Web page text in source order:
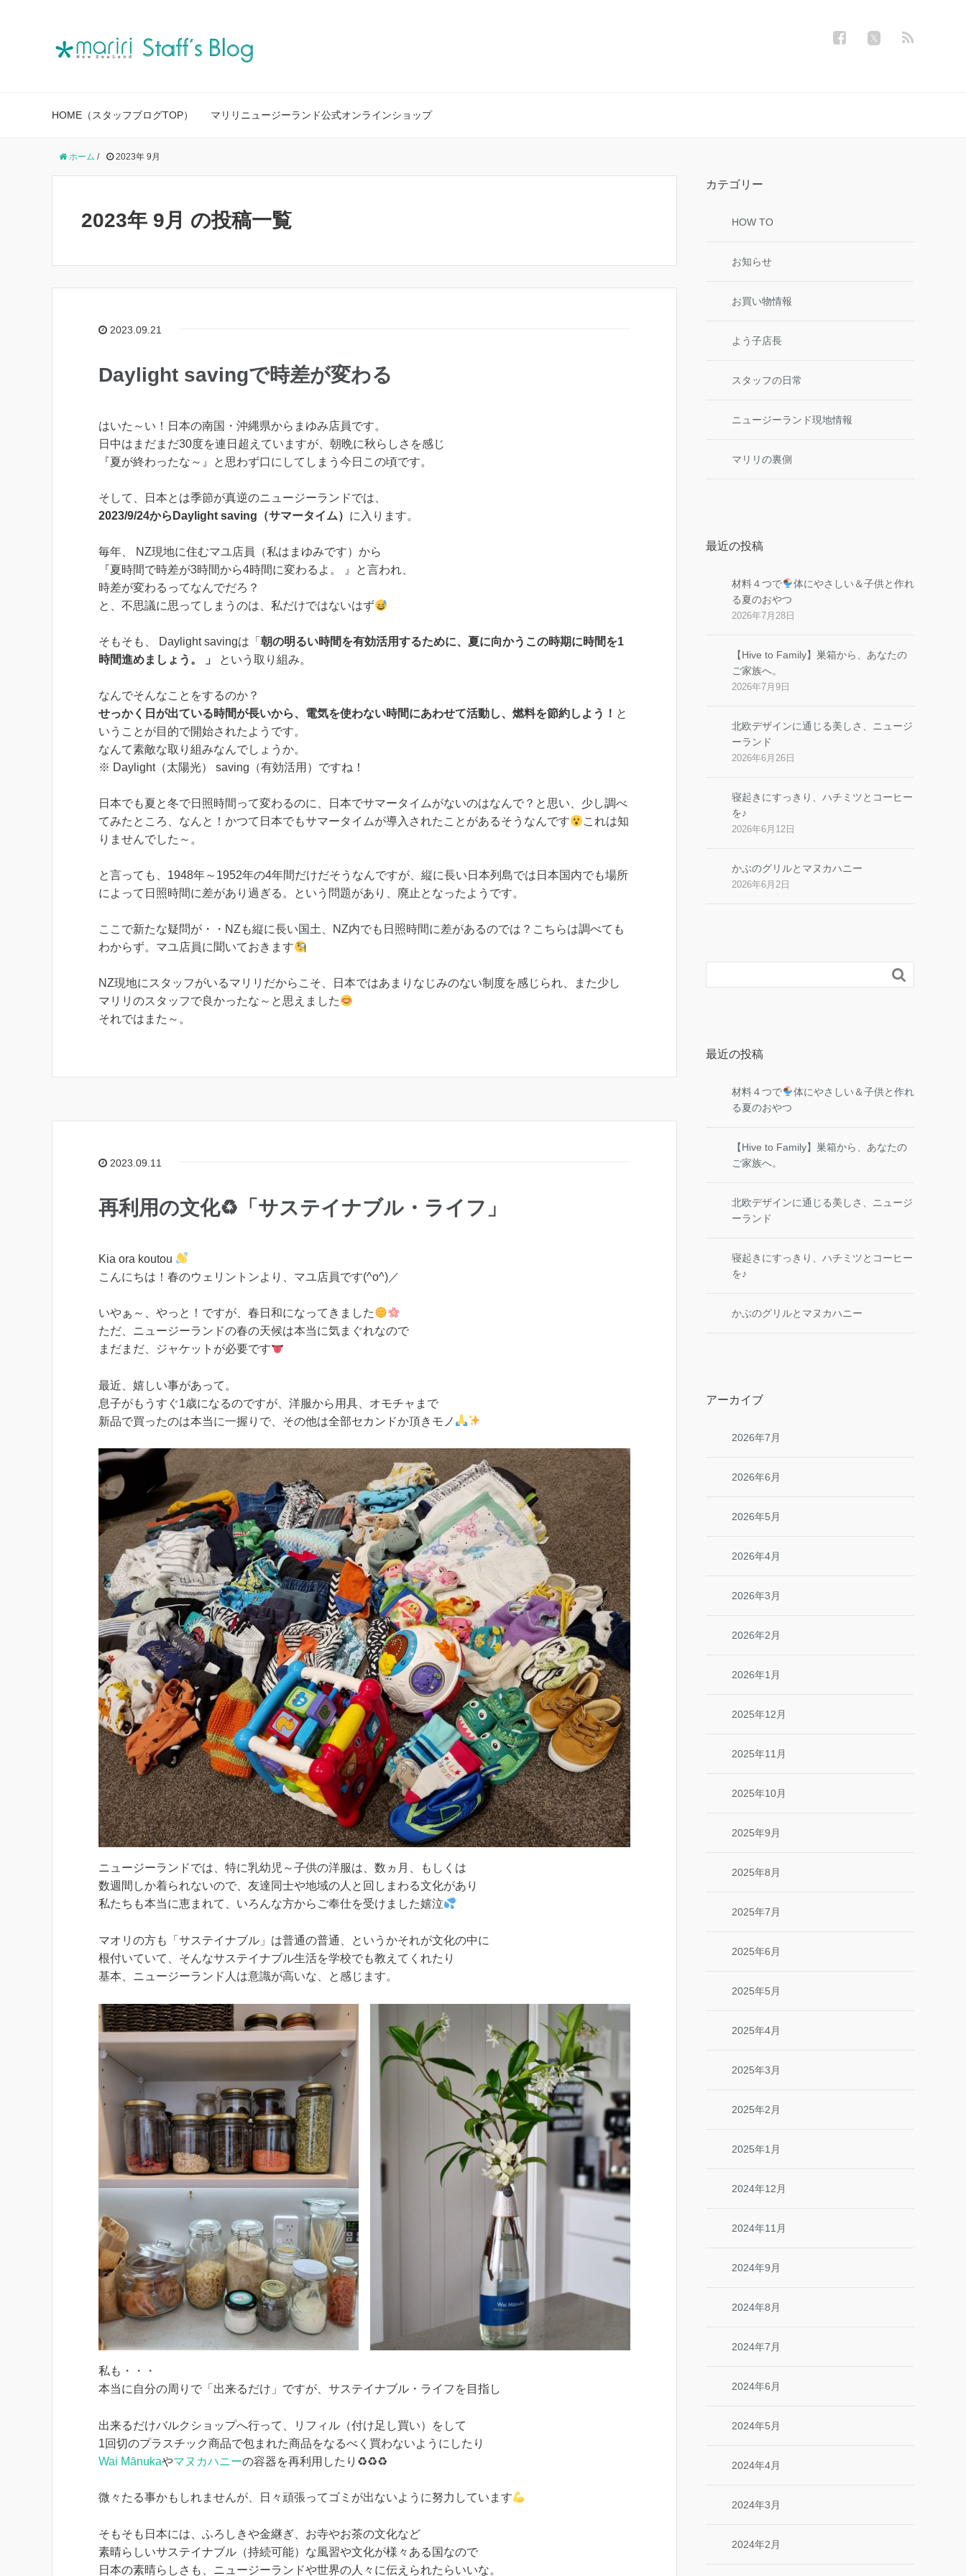
HOME（スタッフブログTOP） マリリニュージーランド公式オンラインショップ
ホーム / 2023年 9月
2023年 9月 の投稿一覧
2023.09.21
Daylight savingで時差が変わる
はいた～い！日本の南国・沖縄県からまゆみ店員です。
日中はまだまだ30度を連日超えていますが、朝晩に秋らしさを感じ
『夏が終わったな～』と思わず口にしてしまう今日この頃です。
そして、日本とは季節が真逆のニュージーランドでは、
2023/9/24からDaylight saving（サマータイム） に入ります。
毎年、 NZ現地に住むマユ店員（私はまゆみです）から
『夏時間で時差が3時間から4時間に変わるよ。 』と言われ、
時差が変わるってなんでだろ？
と、不思議に思ってしまうのは、私だけではないはず
そもそも、 Daylight savingは「 朝の明るい時間を有効活用するために、夏に向かうこの時期に時間を1
時間進めましょう。 」
という取り組み。
なんでそんなことをするのか？
せっかく日が出ている時間が長いから、電気を使わない時間にあわせて活動し、燃料を節約しよう！ と
いうことが目的で開始されたようです。
なんて素敵な取り組みなんでしょうか。
※ Daylight（太陽光） saving（有効活用）ですね！
日本でも夏と冬で日照時間って変わるのに、日本でサマータイムがないのはなんで？と思い、少し調べ
てみたところ、なんと！かつて日本でもサマータイムが導入されたことがあるそうなんです
これは知
りませんでした～。
と言っても、1948年～1952年の4年間だけだそうなんですが、縦に長い日本列島では日本国内でも場所
によって日照時間に差があり過ぎる。という問題があり、廃止となったようです。
ここで新たな疑問が・・NZも縦に長い国土、NZ内でも日照時間に差があるのでは？こちらは調べても
わからず。マユ店員に聞いておきます
NZ現地にスタッフがいるマリリだからこそ、日本ではあまりなじみのない制度を感じられ、また少し
マリリのスタッフで良かったな～と思えました
それではまた～。
2023.09.11
再利用の文化♻「サステイナブル・ライフ」
Kia ora koutou
こんにちは！春のウェリントンより、マユ店員です(^o^)／
いやぁ～、やっと！ですが、春日和になってきました
ただ、ニュージーランドの春の天候は本当に気まぐれなので
まだまだ、ジャケットが必要です
最近、嬉しい事があって。
息子がもうすぐ1歳になるのですが、洋服から用具、オモチャまで
新品で買ったのは本当に一握りで、その他は全部セカンドか頂きモノ
ニュージーランドでは、特に乳幼児～子供の洋服は、数ヵ月、もしくは
数週間しか着られないので、友達同士や地域の人と回しまわる文化があり
私たちも本当に恵まれて、いろんな方からご奉仕を受けました嬉泣
マオリの方も「サステイナブル」は普通の普通、というかそれが文化の中に
根付いていて、そんなサステイナブル生活を学校でも教えてくれたり
基本、ニュージーランド人は意識が高いな、と感じます。
私も・・・
本当に自分の周りで「出来るだけ」ですが、サステイナブル・ライフを目指し
出来るだけバルクショップへ行って、リフィル（付け足し買い）をして
1回切のプラスチック商品で包まれた商品をなるべく買わないようにしたり
Wai Mānukaやマヌカハニーの容器を再利用したり♻♻♻
微々たる事かもしれませんが、日々頑張ってゴミが出ないように努力しています
そもそも日本には、ふろしきや金継ぎ、お寺やお茶の文化など
素晴らしいサステイナブル（持続可能）な風習や文化が様々ある国なので
日本の素晴らしさも、ニュージーランドや世界の人々に伝えられたらいいな。
カテゴリー
HOW TO
お知らせ
お買い物情報
よう子店長
スタッフの日常
ニュージーランド現地情報
マリリの裏側
最近の投稿
材料４つで
体にやさしい＆子供と作れ
る夏のおやつ
2026年7月28日
【Hive to Family】巣箱から、あなたの
ご家族へ。
2026年7月9日
北欧デザインに通じる美しさ、ニュージ
ーランド
2026年6月26日
寝起きにすっきり、ハチミツとコーヒー
を♪
2026年6月12日
かぶのグリルとマヌカハニー
2026年6月2日

最近の投稿
材料４つで
体にやさしい＆子供と作れ
る夏のおやつ
【Hive to Family】巣箱から、あなたの
ご家族へ。
北欧デザインに通じる美しさ、ニュージ
ーランド
寝起きにすっきり、ハチミツとコーヒー
を♪
かぶのグリルとマヌカハニー
アーカイブ
2026年7月
2026年6月
2026年5月
2026年4月
2026年3月
2026年2月
2026年1月
2025年12月
2025年11月
2025年10月
2025年9月
2025年8月
2025年7月
2025年6月
2025年5月
2025年4月
2025年3月
2025年2月
2025年1月
2024年12月
2024年11月
2024年9月
2024年8月
2024年7月
2024年6月
2024年5月
2024年4月
2024年3月
2024年2月